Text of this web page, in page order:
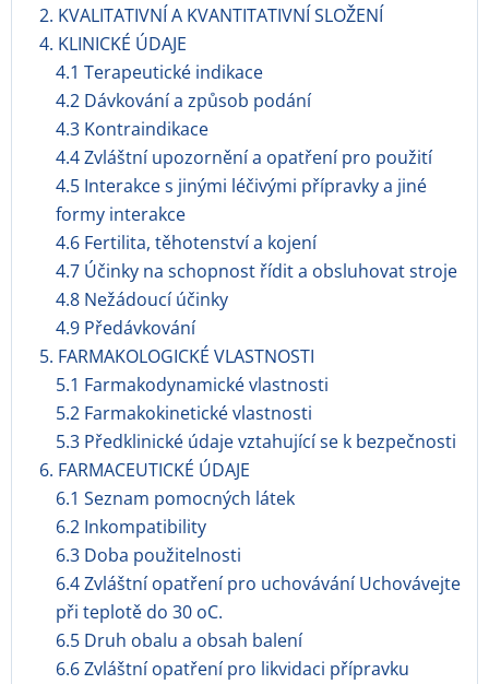
2. KVALITATIVNÍ A KVANTITATIVNÍ SLOŽENÍ
4. KLINICKÉ ÚDAJE
4.1 Terapeutické indikace
4.2 Dávkování a způsob podání
4.3 Kontraindikace
4.4 Zvláštní upozornění a opatření pro použití
4.5 Interakce s jinými léčivými přípravky a jiné
formy interakce
4.6 Fertilita, těhotenství a kojení
4.7 Účinky na schopnost řídit a obsluhovat stroje
4.8 Nežádoucí účinky
4.9 Předávkování
5. FARMAKOLOGICKÉ VLASTNOSTI
5.1 Farmakodynamické vlastnosti
5.2 Farmakokinetické vlastnosti
5.3 Předklinické údaje vztahující se k bezpečnosti
6. FARMACEUTICKÉ ÚDAJE
6.1 Seznam pomocných látek
6.2 Inkompatibility
6.3 Doba použitelnosti
6.4 Zvláštní opatření pro uchovávání Uchovávejte
při teplotě do 30 oC.
6.5 Druh obalu a obsah balení
6.6 Zvláštní opatření pro likvidaci přípravku